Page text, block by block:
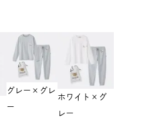
グレー×グレ
ー
ホワイト×グ
レー